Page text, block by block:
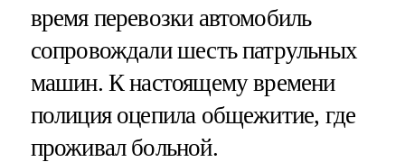
время перевозки автомобиль
сопровождали шесть патрульных
машин. К настоящему времени
полиция оцепила общежитие, где
проживал больной.